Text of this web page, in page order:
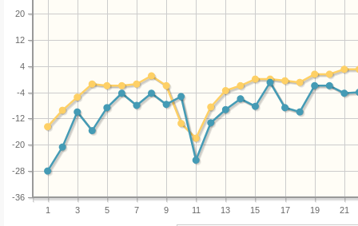
1 3 5 7 9 11 13 15 17 19 21
-36
-28
-20
-12
-4
4
12
20